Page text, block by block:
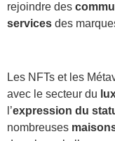
rejoindre des
services des
Les NFTs et les
avec le secteur du
l’expression du
nombreuses